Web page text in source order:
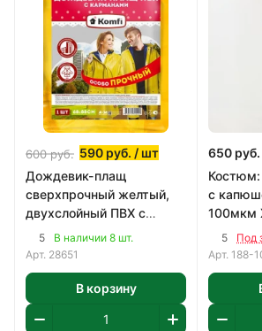
600руб. 590 руб. / шт
Дождевик-плащ
сверхпрочный желтый,
двухслойный ПВХ с
капюшоном (на кнопках),
150 мк, Komfi
5
В наличии 8 шт.
Арт. 28651
В корзину
650 руб.
Костюм:
с
100мкм
5
Под
Арт. 188-